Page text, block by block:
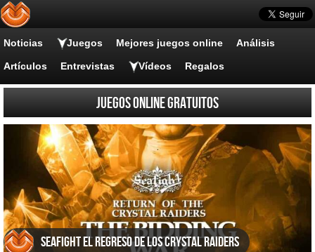
Noticias Juegos Mejores juegos online Análisis
Artículos Entrevistas Vídeos Regalos
Juegos online gratuitos
Seafight El regreso de los Crystal Raiders